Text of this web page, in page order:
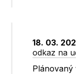
18. 03.
odkaz na
Plánovaný